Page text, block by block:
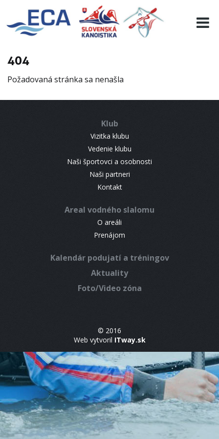
404
Požadovaná stránka sa nenašla
Klub
Vizitka klubu
Vedenie klubu
Naši športovci a osobnosti
Naši partneri
Kontakt
Areal vodného slalomu
O areáli
Prenájom
Kalendár podujatí a tréningov
Aktuality
Foto/Video zóna
© 2016
Web vytvoril ITway.sk
EURO 19
INFO
RESULTS
CONTACT